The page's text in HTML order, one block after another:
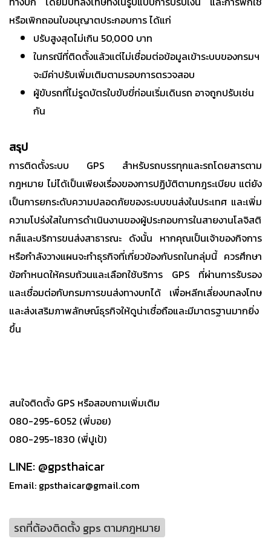
หรือเพิกถอนใบอนุญาตประกอบการ ได้แก่
ปรับสูงสุดไม่เกิน 50,000 บาท
ในกรณีที่ติดตั้งแล้วแต่ไม่เชื่อมต่อข้อมูลเข้าระบบของกรมฯ
จะมีค่าปรับเพิ่มเติมตามรอบการตรวจสอบ
ผู้ขับรถที่ไม่รูดบัตรใบขับขี่ก่อนเริ่มเดินรถ อาจถูกปรับเช่น
กัน
สรุป
การติดตั้งระบบ GPS สำหรับรถบรรทุกและรถโดยสารตาม
กฎหมาย ไม่ได้เป็นเพียงเรื่องของการปฏิบัติตามกฎระเบียบ แต่ยัง
เป็นการยกระดับความปลอดภัยของระบบขนส่งในประเทศ และเพิ่ม
ความโปร่งใสในการดำเนินงานของผู้ประกอบการในสายงานโลจิสติ
กส์และบริการขนส่งสาธารณะ ดังนั้น หากคุณเป็นเจ้าของกิจการ
หรือกำลังวางแผนจะทำธุรกิจที่เกี่ยวข้องกับรถในกลุ่มนี้ ควรศึกษา
ข้อกำหนดให้ครบถ้วนและเลือกใช้บริการ GPS ที่ผ่านการรับรอง
และเชื่อมต่อกับกรมการขนส่งทางบกได้ เพื่อหลีกเลี่ยงบทลงโทษ
และส่งเสริมภาพลักษณ์ธุรกิจให้ดูน่าเชื่อถือและมีมาตรฐานมากยิ่ง
ขึ้น
สนใจติดตั้ง GPS หรือสอบถามเพิ่มเติม
080-295-6052 (พี่บอย)
080-295-1830 (พี่ปูเป้)
LINE: @gpsthaicar
Email: gpsthaicar@gmail.com
รถที่ต้องติดตั้ง gps ตามกฎหมาย